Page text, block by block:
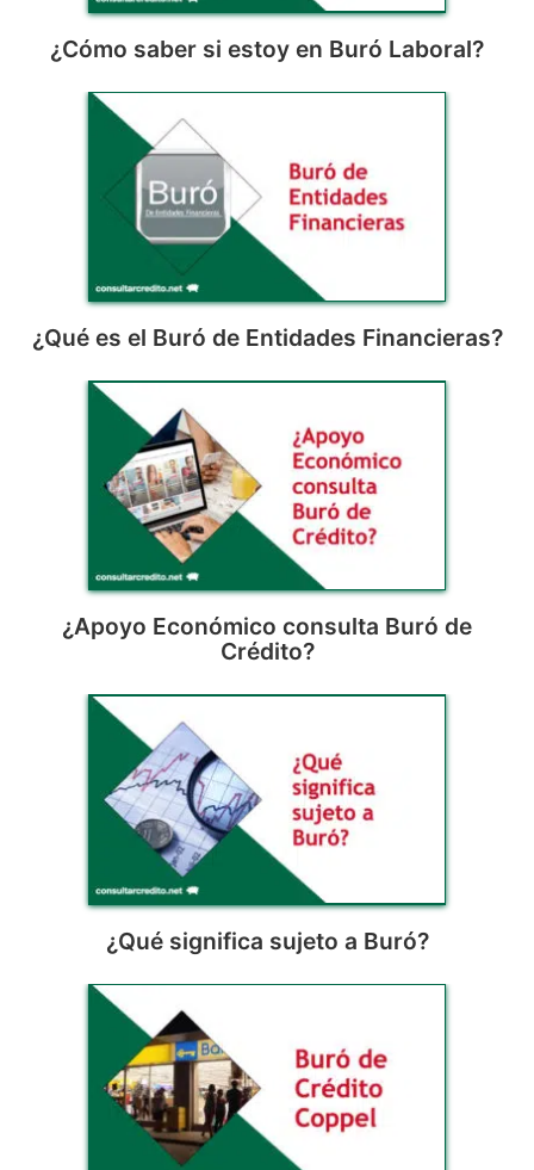
¿Cómo saber si estoy en Buró Laboral?
¿Qué es el Buró de Entidades Financieras?
¿Apoyo Económico consulta Buró de
Crédito?
¿Qué significa sujeto a Buró?